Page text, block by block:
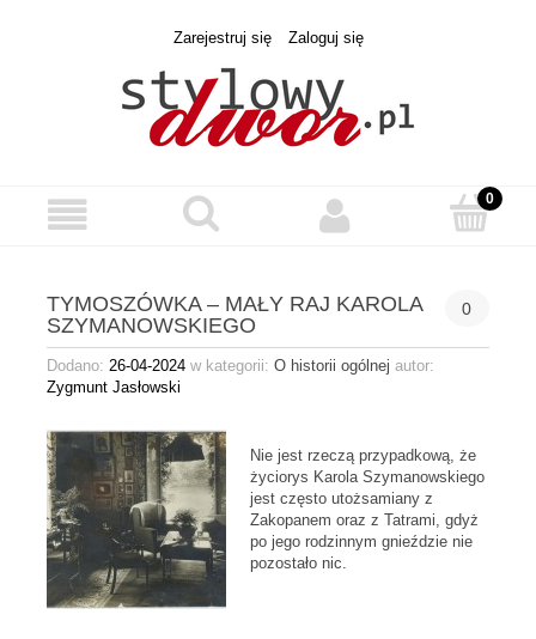
Zarejestruj się Zaloguj się
TYMOSZÓWKA – MAŁY RAJ KAROLA
SZYMANOWSKIEGO
0
Dodano: 26-04-2024 w kategorii: O historii ogólnej autor:
Zygmunt Jasłowski
Nie jest rzeczą przypadkową, że
życiorys Karola Szymanowskiego
jest często utożsamiany z
Zakopanem oraz z Tatrami, gdyż
po jego rodzinnym gnieździe nie
pozostało nic.